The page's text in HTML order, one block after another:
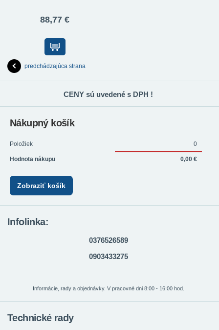
88,77 €
predchádzajúca strana
CENY sú uvedené s DPH !
Nákupný košík
Položiek 0
Hodnota nákupu 0,00 €
Zobraziť košík
Infolinka:
0376526589
0903433275
Informácie, rady a objednávky. V pracovné dni 8:00 - 16:00 hod.
Technické rady